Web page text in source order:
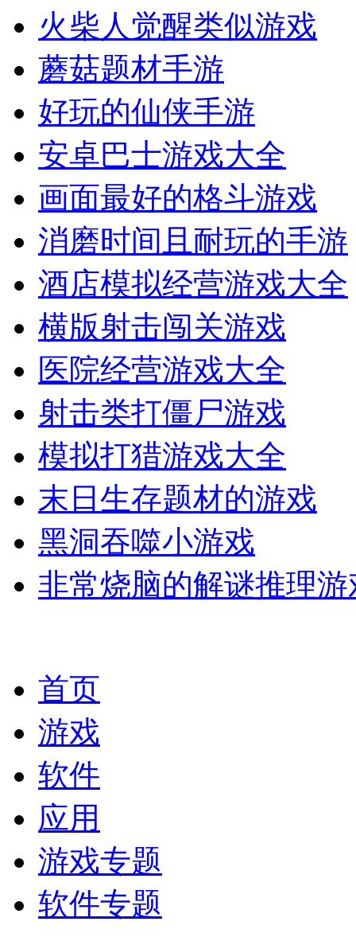
火柴人觉醒类似游戏
蘑菇题材手游
好玩的仙侠手游
安卓巴士游戏大全
画面最好的格斗游戏
消磨时间且耐玩的手游
酒店模拟经营游戏大全
横版射击闯关游戏
医院经营游戏大全
射击类打僵尸游戏
模拟打猎游戏大全
末日生存题材的游戏
黑洞吞噬小游戏
非常烧脑的解谜推理游
首页
游戏
软件
应用
游戏专题
软件专题